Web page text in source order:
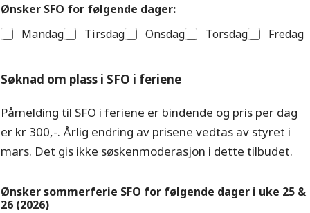
Ønsker SFO for følgende dager:
Mandag
Tirsdag Onsdag Torsdag Fredag
Søknad om plass i SFO i feriene
Påmelding til SFO i feriene er bindende og pris per dag
er kr 300,-. Årlig endring av prisene vedtas av styret i
mars. Det gis ikke søskenmoderasjon i dette tilbudet.
Ønsker sommerferie SFO for følgende dager i uke 25 &
26 (2026)